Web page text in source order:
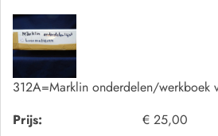
312A=Marklin onderdelen/werkboek
Prijs:
€ 25,00